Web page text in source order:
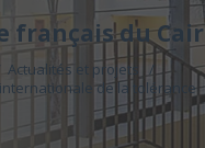
français du
Actualités et projets
/
de la tolérance